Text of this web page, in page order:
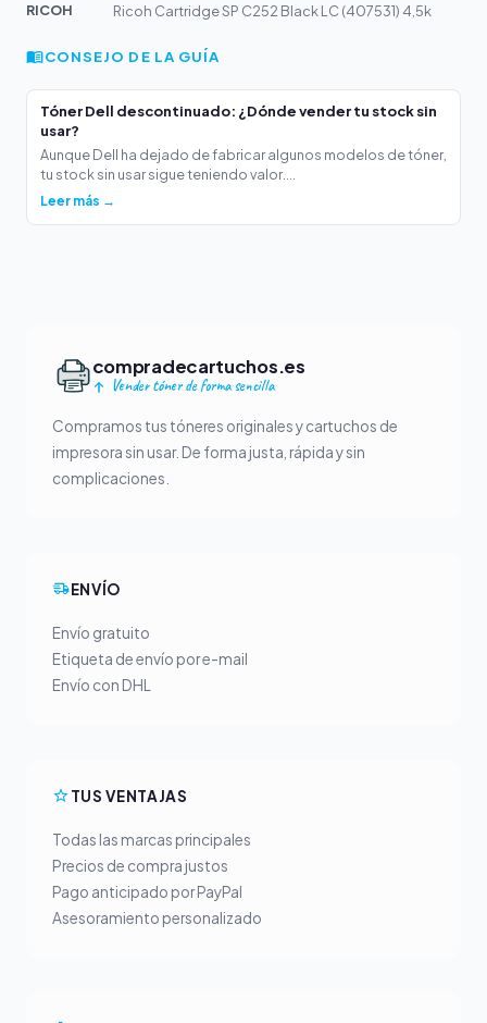
RICOH
Ricoh Cartridge SP C252 Black LC (407531) 4,5k
CONSEJO DE LA GUÍA
Tóner Dell descontinuado: ¿Dónde vender tu stock sin
usar?
Aunque Dell ha dejado de fabricar algunos modelos de tóner,
tu stock sin usar sigue teniendo valor....
Leer más →
compradecartuchos.es
Vender tóner de forma sencilla
Compramos tus tóneres originales y cartuchos de
impresora sin usar. De forma justa, rápida y sin
complicaciones.
ENVÍO
Envío gratuito
Etiqueta de envío por e-mail
Envío con DHL
TUS VENTAJAS
Todas las marcas principales
Precios de compra justos
Pago anticipado por PayPal
Asesoramiento personalizado